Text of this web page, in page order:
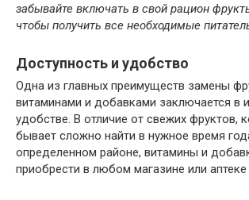
забывайте включать в свой рацион
чтобы получить все необходимые
Доступность и удобство
Одна из главных преимуществ замены
витаминами и добавками заключается в
удобстве. В отличие от свежих фруктов,
бывает сложно найти в нужное время
определенном районе, витамины и
приобрести в любом магазине или